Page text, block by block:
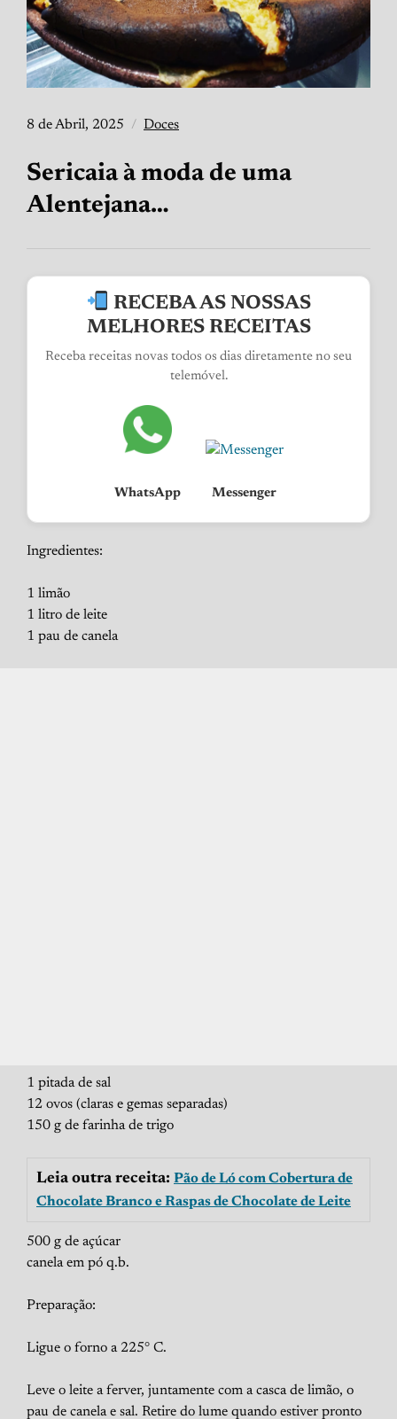
8 de Abril, 2025 Doces
Sericaia à moda de uma
Alentejana…
RECEBA AS NOSSAS
MELHORES RECEITAS
Receba receitas novas todos os dias diretamente no seu
telemóvel.
WhatsApp Messenger
Ingredientes:
1 limão
1 litro de leite
1 pau de canela
1 pitada de sal
12 ovos (claras e gemas separadas)
150 g de farinha de trigo
Leia outra receita: Pão de Ló com Cobertura de
Chocolate Branco e Raspas de Chocolate de Leite
500 g de açúcar
canela em pó q.b.
Preparação:
Ligue o forno a 225° C.
Leve o leite a ferver, juntamente com a casca de limão, o
pau de canela e sal. Retire do lume quando estiver pronto